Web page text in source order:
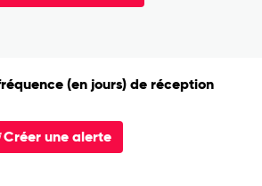
(en jours) de réception
Créer une alerte